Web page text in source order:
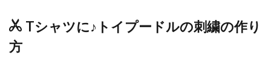
Tシャツに♪トイプードルの刺繍の作り
方